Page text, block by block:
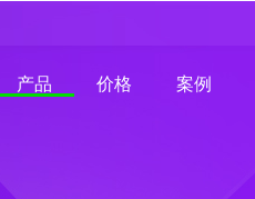
产品 价格 案例